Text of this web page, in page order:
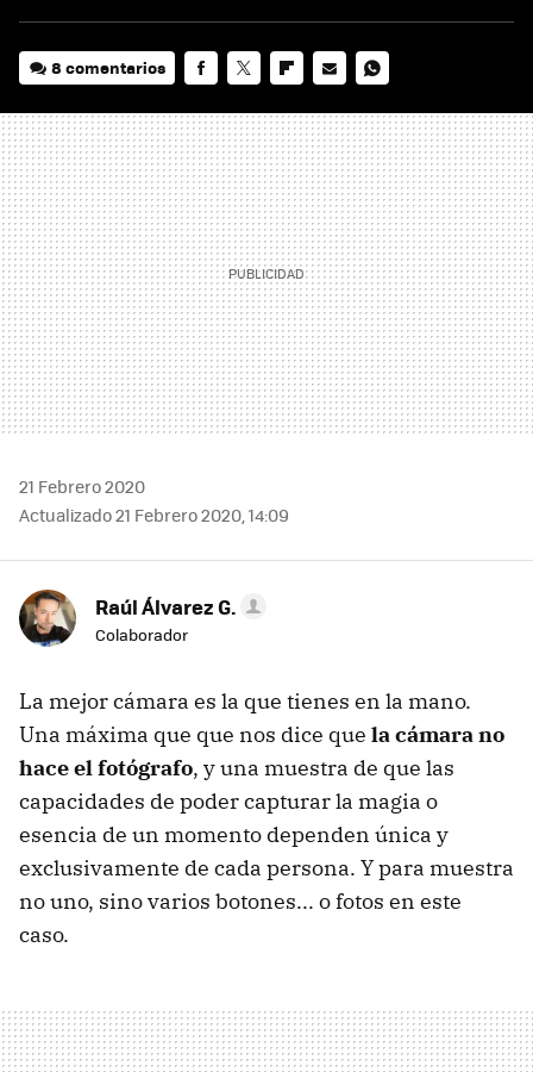
8 comentarios
MAIL
21 Febrero 2020
Actualizado 21 Febrero 2020, 14:09
Raúl Álvarez G.
Colaborador
La mejor cámara es la que tienes en la mano.
Una máxima que que nos dice que la cámara no
hace el fotógrafo, y una muestra de que las
capacidades de poder capturar la magia o
esencia de un momento dependen única y
exclusivamente de cada persona. Y para muestra
no uno, sino varios botones... o fotos en este
caso.